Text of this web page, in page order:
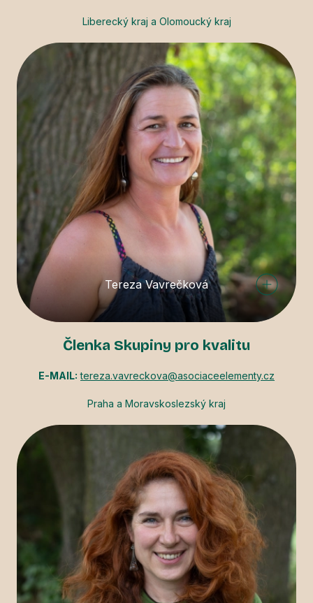
Liberecký kraj a Olomoucký kraj
Tereza Vavrečková
Členka Skupiny pro kvalitu
E-MAIL: tereza.vavreckova@asociaceelementy.cz
Praha a Moravskoslezský kraj